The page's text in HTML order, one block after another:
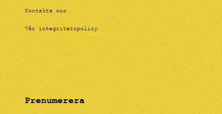
Kontakta oss
Vår integritetspolicy
Prenumerera